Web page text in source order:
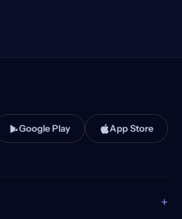
Google Play App Store
+